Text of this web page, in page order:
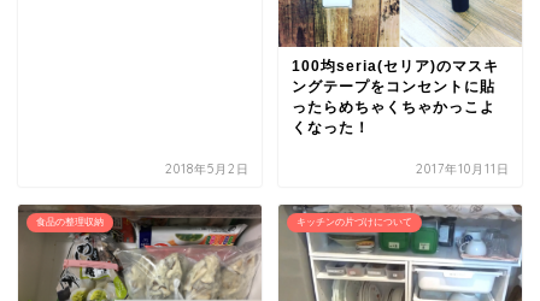
2018年5月2日
100均seria(セリア)のマスキ
ングテープをコンセントに貼
ったらめちゃくちゃかっこよ
くなった！
2017年10月11日
食品の整理収納 キッチンの片づけについて